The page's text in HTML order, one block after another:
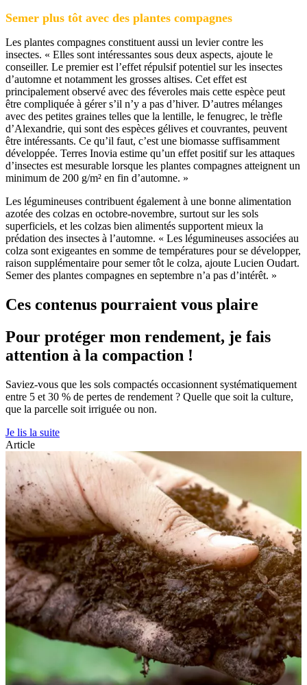
Semer plus tôt avec des plantes compagnes
Les plantes compagnes constituent aussi un levier contre les
insectes. « Elles sont intéressantes sous deux aspects, ajoute le
conseiller. Le premier est l’effet répulsif potentiel sur les insectes
d’automne et notamment les grosses altises. Cet effet est
principalement observé avec des féveroles mais cette espèce peut
être compliquée à gérer s’il n’y a pas d’hiver. D’autres mélanges
avec des petites graines telles que la lentille, le fenugrec, le trèfle
d’Alexandrie, qui sont des espèces gélives et couvrantes, peuvent
être intéressants. Ce qu’il faut, c’est une biomasse suffisamment
développée. Terres Inovia estime qu’un effet positif sur les attaques
d’insectes est mesurable lorsque les plantes compagnes atteignent un
minimum de 200 g/m² en fin d’automne. »
Les légumineuses contribuent également à une bonne alimentation
azotée des colzas en octobre-novembre, surtout sur les sols
superficiels, et les colzas bien alimentés supportent mieux la
prédation des insectes à l’automne. « Les légumineuses associées au
colza sont exigeantes en somme de températures pour se développer,
raison supplémentaire pour semer tôt le colza, ajoute Lucien Oudart.
Semer des plantes compagnes en septembre n’a pas d’intérêt. »
Ces contenus pourraient vous plaire
Pour protéger mon rendement, je fais
attention à la compaction !
Saviez-vous que les sols compactés occasionnent systématiquement
entre 5 et 30 % de pertes de rendement ? Quelle que soit la culture,
que la parcelle soit irriguée ou non.
Je lis la suite
Article